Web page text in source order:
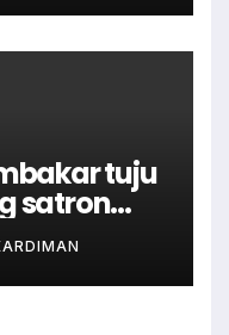
tuju
satron